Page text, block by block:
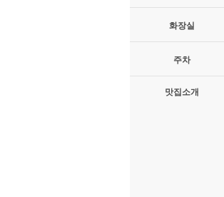
화장실
주차
맛집소개